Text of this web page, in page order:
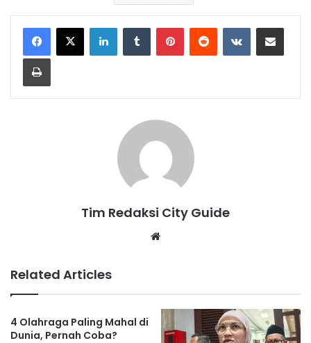
LinkedInTumblr PinterestReddit VKontakteShare via Email
Print
Tim Redaksi City Guide
Related Articles
4 Olahraga Paling Mahal di
Dunia, Pernah Coba?